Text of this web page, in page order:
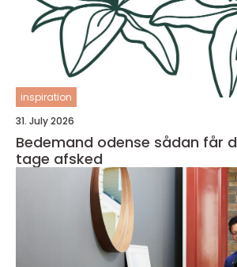
inspiration
31. July 2026
Bedemand odense sådan får du ro til at
tage afsked